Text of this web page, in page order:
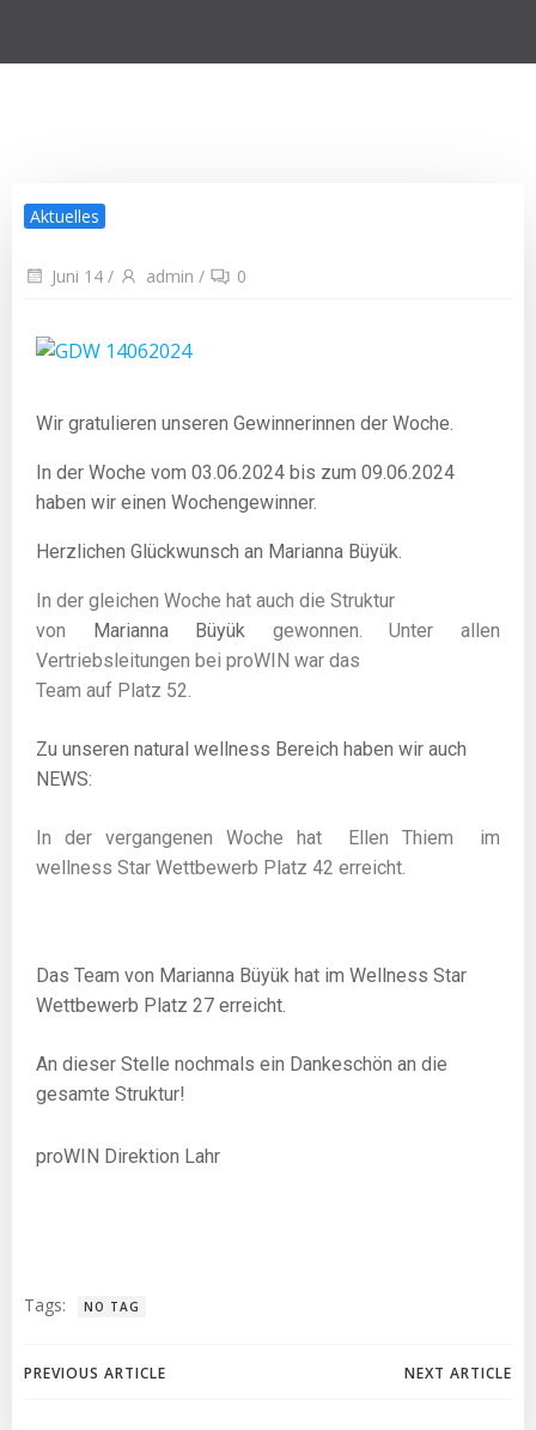
Aktuelles
Juni 14 / admin / 0
Wir gratulieren unseren Gewinnerinnen der Woche.
In der Woche vom 03.06.2024 bis zum 09.06.2024
haben wir einen Wochengewinner.
Herzlichen Glückwunsch an Marianna Büyük.
In der gleichen Woche hat auch die Struktur
von
Marianna Büyük gewonnen. Unter allen
Vertriebsleitungen bei proWIN war das
Team auf Platz 52.
Zu unseren natural wellness Bereich haben wir auch
NEWS:
In der vergangenen Woche hat Ellen Thiem im
wellness Star Wettbewerb Platz 42 erreicht.
Das Team von Marianna Büyük hat im Wellness Star
Wettbewerb Platz 27 erreicht.
An dieser Stelle nochmals ein Dankeschön an die
gesamte Struktur!
proWIN Direktion Lahr
Tags: NO TAG
PREVIOUS ARTICLE NEXT ARTICLE